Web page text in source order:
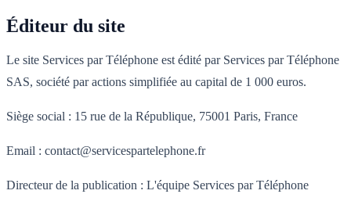
Éditeur du site
Le site Services par Téléphone est édité par Services par Téléphone
SAS, société par actions simplifiée au capital de 1 000 euros.
Siège social : 15 rue de la République, 75001 Paris, France
Email : contact@servicespartelephone.fr
Directeur de la publication : L'équipe Services par Téléphone